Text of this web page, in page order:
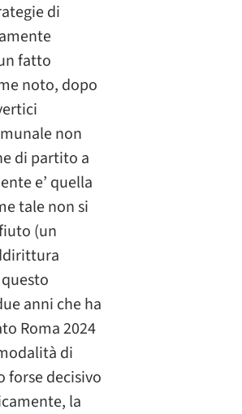
di
fatto
noto, dopo
non
di partito a
e’ quella
tale non si
(un
anni che ha
Roma 2024
di
decisivo
la